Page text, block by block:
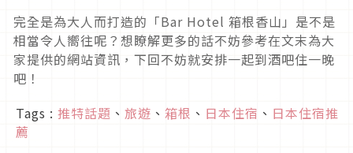
完全是為大人而打造的「Bar Hotel 箱根香山」是不是
相當令人嚮往呢？想瞭解更多的話不妨參考在文末為大
家提供的網站資訊，下回不妨就安排一起到酒吧住一晚
吧！
Tags : 推特話題 、 旅遊 、 箱根 、 日本住宿 、 日本住宿推
薦